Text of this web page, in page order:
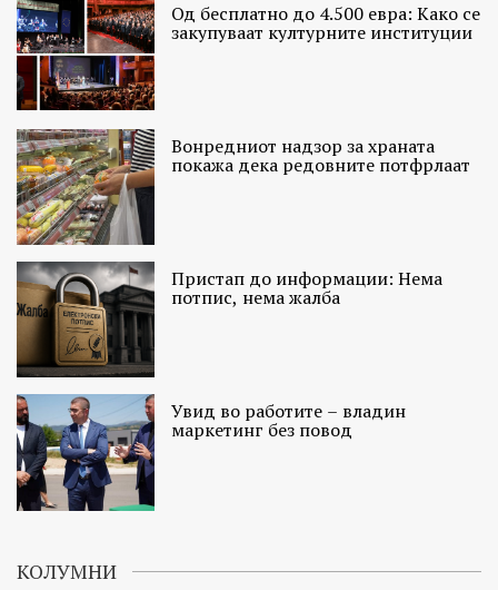
Од бесплатно до 4.500 евра: Како се
закупуваат културните институции
Вонредниот надзор за храната
покажа дека редовните потфрлаат
Пристап до информации: Нема
потпис, нема жалба
Увид во работите – владин
маркетинг без повод
КОЛУМНИ